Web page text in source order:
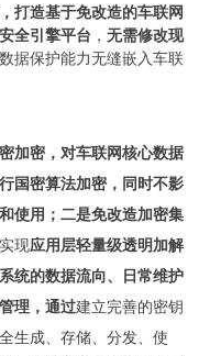
打造基于免改造的车联网
全引擎平台 ，无需修改现
据保护能力无缝嵌入车联
加密，对车联网核心数据
国密算法加密，同时不影
使用；二是免改造加密集
实现应用层轻量级透明加解
统的数据流向、日常维护
理，通过建立完善的密钥
生成、存储、分发、使